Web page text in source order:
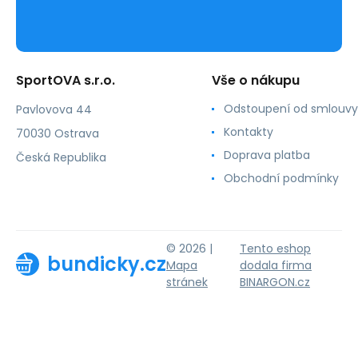
SportOVA s.r.o.
Pavlovova 44
70030 Ostrava
Česká Republika
Vše o nákupu
Odstoupení od smlouvy
Kontakty
Doprava platba
Obchodní podmínky
bundicky.cz
© 2026 |
Mapa
stránek
Tento eshop
dodala firma
BINARGON.cz